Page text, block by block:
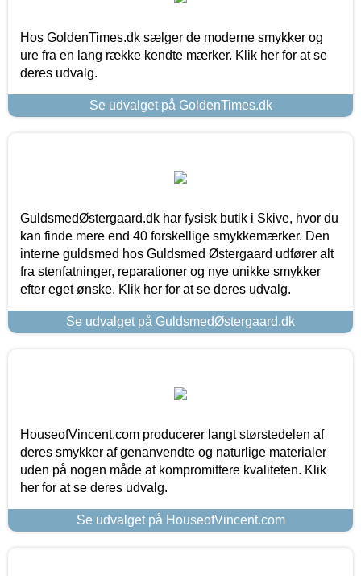
Hos GoldenTimes.dk sælger de moderne smykker og
ure fra en lang række kendte mærker. Klik her for at se
deres udvalg.
Se udvalget på GoldenTimes.dk
GuldsmedØstergaard.dk har fysisk butik i Skive, hvor du
kan finde mere end 40 forskellige smykkemærker. Den
interne guldsmed hos Guldsmed Østergaard udfører alt
fra stenfatninger, reparationer og nye unikke smykker
efter eget ønske. Klik her for at se deres udvalg.
Se udvalget på GuldsmedØstergaard.dk
HouseofVincent.com producerer langt størstedelen af
deres smykker af genanvendte og naturlige materialer
uden på nogen måde at kompromittere kvaliteten. Klik
her for at se deres udvalg.
Se udvalget på HouseofVincent.com